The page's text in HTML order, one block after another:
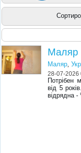
Маляр
Маляр,
28-07-2026
Потрібен
від 5
відрядна -